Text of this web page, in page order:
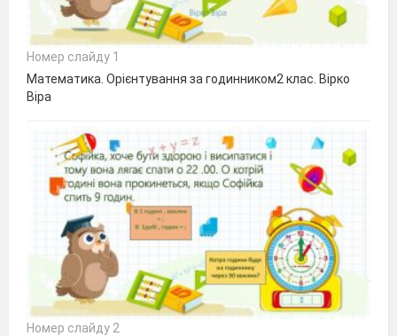
Номер слайду 1
Математика. Орієнтування за годинником2 клас. Вірко
Віра
Номер слайду 2